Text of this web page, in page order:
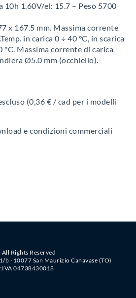
10h 1.60V/el: 15.7 – Peso 5700
x 167.5 mm. Massima corrente
in carica 0 ÷ 40 °C, in scarica
°C. Massima corrente di carica
Ø5.0 mm (occhiello).
(0,36 € / cad per i modelli
e condizioni commerciali
Rights Reserved
b · 10077 San Maurizio Canavase (TO)
04738430018